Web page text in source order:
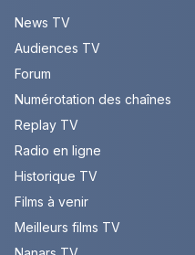
News TV
Audiences TV
Forum
Numérotation des chaînes
Replay TV
Radio en ligne
Historique TV
Films à venir
Meilleurs films TV